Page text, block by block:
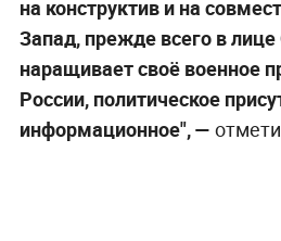
на конструктив и на
Запад, прежде всего в
наращивает своё военное
России, политическое
информационное", —